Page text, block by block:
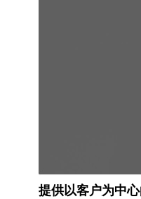
提供以客户为中